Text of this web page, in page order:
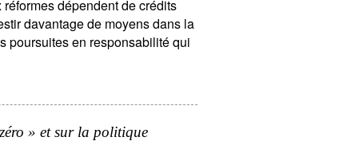
dépendent de crédits
davantage de moyens dans la
poursuites en responsabilité qui
» et sur la politique